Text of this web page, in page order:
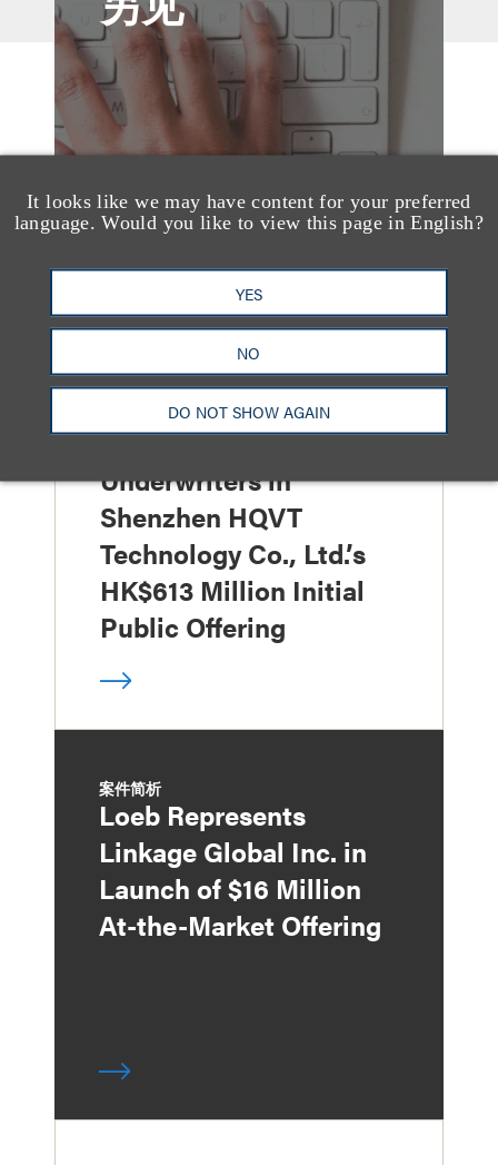
It looks like we may have content for your preferred
language. Would you like to view this page in English?
YES
NO
DO NOT SHOW AGAIN
案件简析
Loeb Represents Joint
Sponsors and
Underwriters in
Shenzhen HQVT
Technology Co., Ltd.’s
HK$613 Million Initial
Public Offering
案件简析
Loeb Represents
Linkage Global Inc. in
Launch of $16 Million
At-the-Market Offering